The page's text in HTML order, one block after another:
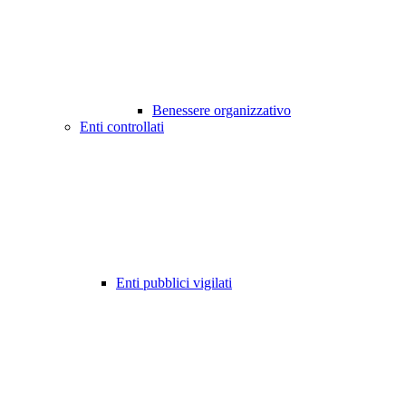
Benessere organizzativo
Enti controllati
Enti pubblici vigilati